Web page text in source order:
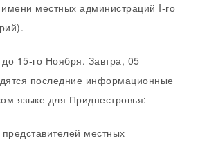
местных администраций I-го
15-го Ноября. Завтра, 05
последние информационные
языке для Приднестровья:
местных